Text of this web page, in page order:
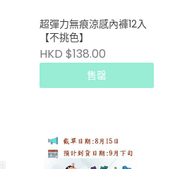
超彈力無痕涼感內褲12入
【不挑色】
HKD $138.00
售罄